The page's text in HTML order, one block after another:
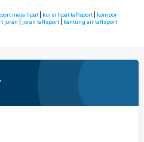
meja lipat kursi lipat taffsport
kompor
joran joran taffsport kantung air taffsport